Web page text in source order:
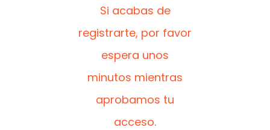
Si acabas de
registrarte, por favor
espera unos
minutos mientras
aprobamos tu
acceso.